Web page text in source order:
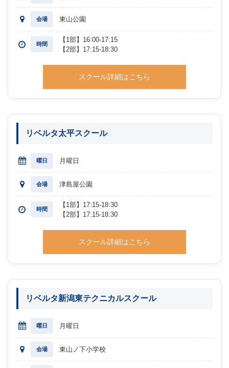
会場 東山公園
時間
【1部】16:00-17:15
【2部】17:15-18:30
スクール詳細はこちら
リベルタ太平スクール
曜日 月曜日
会場 津島屋公園
時間
【1部】17:15-18:30
【2部】17:15-18:30
スクール詳細はこちら
リベルタ新潟東テクニカルスクール
曜日 月曜日
会場 東山ノ下小学校